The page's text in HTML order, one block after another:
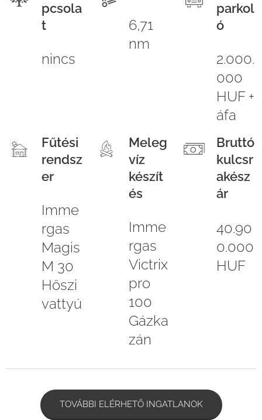
pcsola
t
nincs
6,71
nm
parkol
ó
2.000.
000
HUF +
áfa
Fűtési
rendsz
er
Imme
rgas
Magis
M 30
Hőszi
vattyú
Meleg
víz
készít
és
Imme
rgas
Victrix
pro
100
Gázka
zán
Bruttó
kulcsr
akész
ár
40.90
0.000
HUF
TOVÁBBI ELÉRHETŐ INGATLANOK